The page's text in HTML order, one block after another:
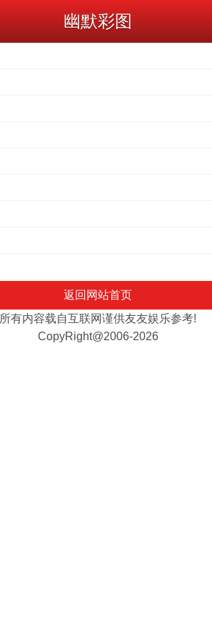
幽默彩图
返回网站首页
所有内容载自互联网谨供友友娱乐参考!
CopyRight@2006-2026